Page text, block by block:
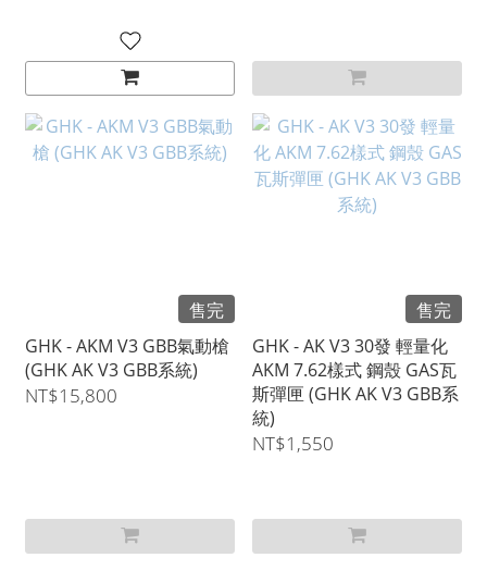
售完
GHK - AKM V3 GBB氣動槍
(GHK AK V3 GBB系統)
NT$15,800
售完
GHK - AK V3 30發 輕量化
AKM 7.62樣式 鋼殼 GAS瓦
斯彈匣 (GHK AK V3 GBB系
統)
NT$1,550